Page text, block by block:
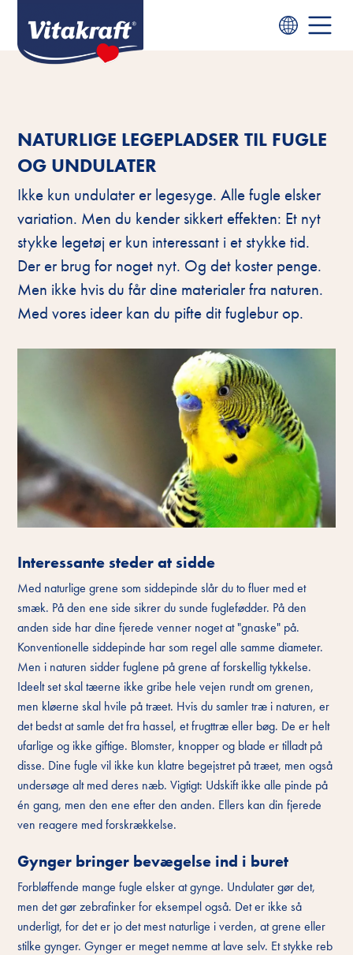
NATURLIGE LEGEPLADSER TIL FUGLE
OG UNDULATER
Ikke kun undulater er legesyge. Alle fugle elsker
variation. Men du kender sikkert effekten: Et nyt
stykke legetøj er kun interessant i et stykke tid.
Der er brug for noget nyt. Og det koster penge.
Men ikke hvis du får dine materialer fra naturen.
Med vores ideer kan du pifte dit fuglebur op.
Interessante steder at sidde
Med naturlige grene som siddepinde slår du to fluer med et
smæk. På den ene side sikrer du sunde fuglefødder. På den
anden side har dine fjerede venner noget at "gnaske" på.
Konventionelle siddepinde har som regel alle samme diameter.
Men i naturen sidder fuglene på grene af forskellig tykkelse.
Ideelt set skal tæerne ikke gribe hele vejen rundt om grenen,
men kløerne skal hvile på træet. Hvis du samler træ i naturen, er
det bedst at samle det fra hassel, et frugttræ eller bøg. De er helt
ufarlige og ikke giftige. Blomster, knopper og blade er tilladt på
disse. Dine fugle vil ikke kun klatre begejstret på træet, men også
undersøge alt med deres næb. Vigtigt: Udskift ikke alle pinde på
én gang, men den ene efter den anden. Ellers kan din fjerede
ven reagere med forskrækkelse.
Gynger bringer bevægelse ind i buret
Forbløffende mange fugle elsker at gynge. Undulater gør det,
men det gør zebrafinker for eksempel også. Det er ikke så
underligt, for det er jo det mest naturlige i verden, at grene eller
stilke gynger. Gynger er meget nemme at lave selv. Et stykke reb